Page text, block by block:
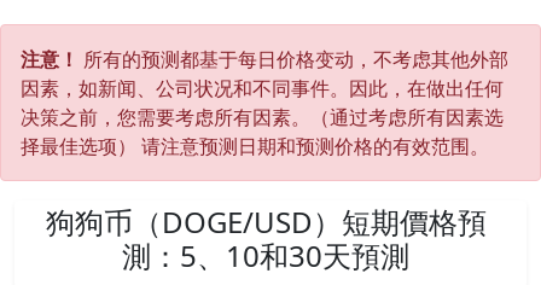
注意！ 所有的预测都基于每日价格变动，不考虑其他外部
因素，如新闻、公司状况和不同事件。因此，在做出任何
决策之前，您需要考虑所有因素。（通过考虑所有因素选
择最佳选项） 请注意预测日期和预测价格的有效范围。
狗狗币（DOGE/USD）短期價格預
測：5、10和30天預測